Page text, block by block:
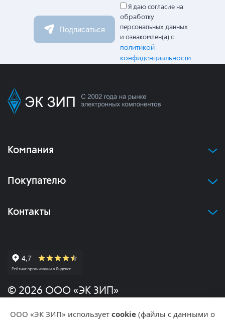
Подписаться
Я даю согласие на
обработку
персональных данных
и ознакомлен(а) с
политикой
конфиденциальности
Компания
Покупателю
Контакты
© 2026 ООО «ЭК ЗИП»
Политика конфиденциальности
ООО «ЭК ЗИП» использует cookie (файлы с данными о